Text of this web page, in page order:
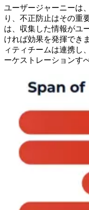
ユーザージャーニーは
り、不正防止はその重
は、収集した情報がユ
ければ効果を発揮でき
ィティチームは連携し
ーケストレーションす